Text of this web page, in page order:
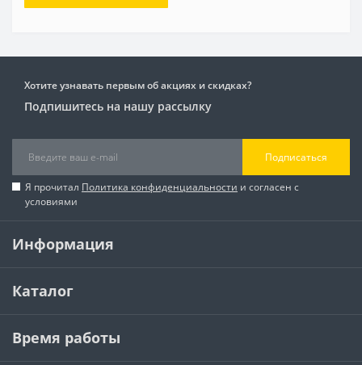
Хотите узнавать первым об акциях и скидках?
Подпишитесь на нашу рассылку
Подписаться
Я прочитал Политика конфиденциальности и согласен с
условиями
Информация
Каталог
Время работы